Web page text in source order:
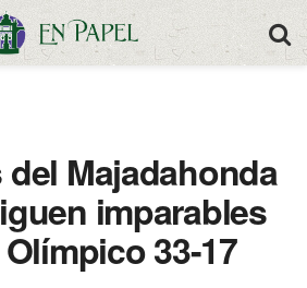
Majadahonda
imparables
33-17